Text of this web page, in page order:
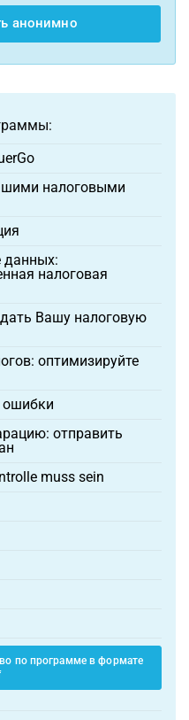
анонимно
налоговыми
данных:
налоговая
Вашу налоговую
оптимизируйте
ошибки
отправить
muss sein
по программе в формате